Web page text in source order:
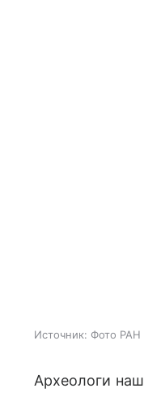
Источник: Фото РАН
Археологи